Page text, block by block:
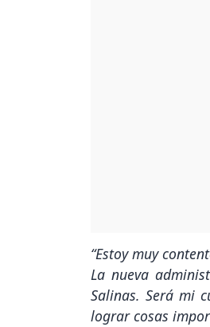
“Estoy muy
La nueva
Salinas. Será mi
lograr cosas